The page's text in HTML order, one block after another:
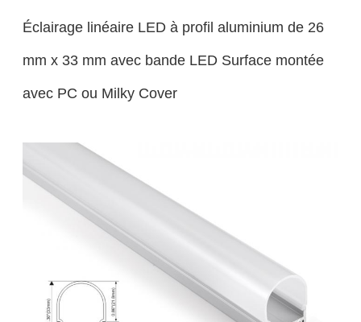
Éclairage linéaire LED à profil aluminium de 26
mm x 33 mm avec bande LED Surface montée
avec PC ou Milky Cover